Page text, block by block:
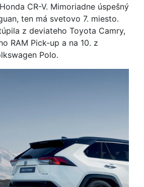
CR-V. Mimoriadne úspešný
ten má svetovo 7. miesto.
z deviateho Toyota Camry,
RAM Pick-up a na 10. z
Polo.